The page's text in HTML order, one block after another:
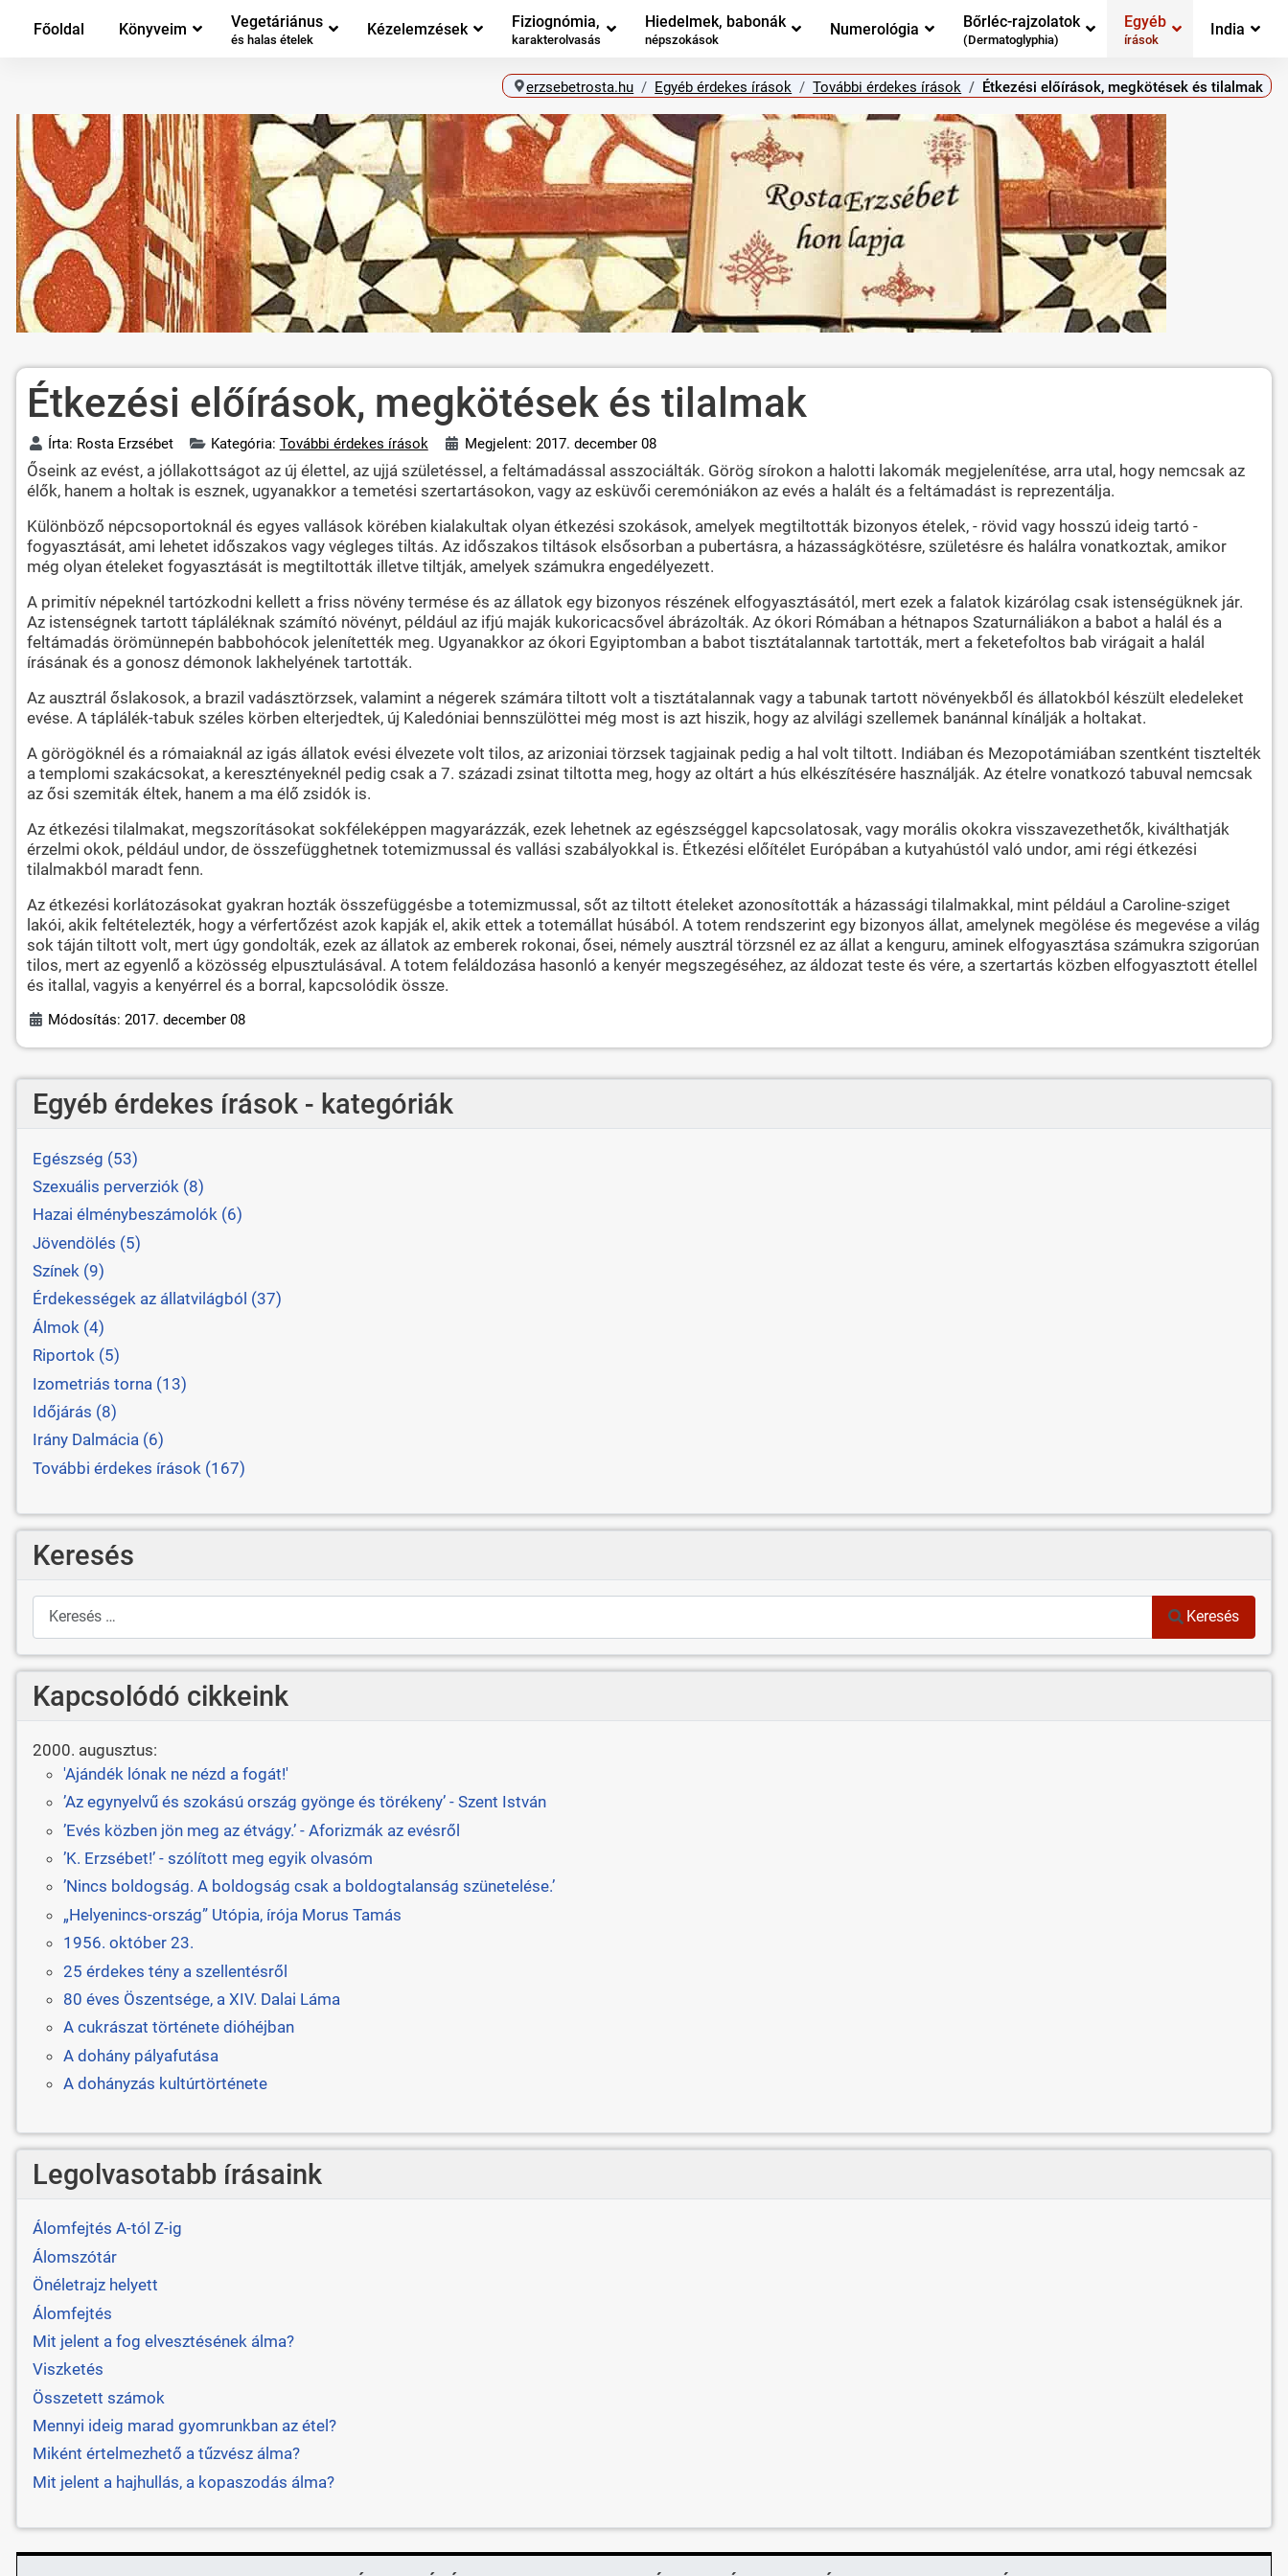
Főoldal Könyveim Vegetáriánus
és halas ételek
Kézelemzések Fiziognómia,
karakterolvasás
Hiedelmek, babonák
népszokások
Numerológia Bőrléc-rajzolatok
(Dermatoglyphia)
Egyéb
írások
India
erzsebetrosta.hu Egyéb érdekes írások További érdekes írások Étkezési előírások, megkötések és tilalmak
Étkezési előírások, megkötések és tilalmak
Írta: Rosta Erzsébet Kategória: További érdekes írások Megjelent: 2017. december 08
Őseink az evést, a jóllakottságot az új élettel, az ujjá születéssel, a feltámadással asszociálták. Görög sírokon a halotti lakomák megjelenítése, arra utal, hogy nemcsak az
élők, hanem a holtak is esznek, ugyanakkor a temetési szertartásokon, vagy az esküvői ceremóniákon az evés a halált és a feltámadást is reprezentálja.
Különböző népcsoportoknál és egyes vallások körében kialakultak olyan étkezési szokások, amelyek megtiltották bizonyos ételek, - rövid vagy hosszú ideig tartó -
fogyasztását, ami lehetet időszakos vagy végleges tiltás. Az időszakos tiltások elsősorban a pubertásra, a házasságkötésre, születésre és halálra vonatkoztak, amikor
még olyan ételeket fogyasztását is megtiltották illetve tiltják, amelyek számukra engedélyezett.
A primitív népeknél tartózkodni kellett a friss növény termése és az állatok egy bizonyos részének elfogyasztásától, mert ezek a falatok kizárólag csak istenségüknek jár.
Az istenségnek tartott tápláléknak számító növényt, például az ifjú maják kukoricacsővel ábrázolták. Az ókori Rómában a hétnapos Szaturnáliákon a babot a halál és a
feltámadás örömünnepén babbohócok jelenítették meg. Ugyanakkor az ókori Egyiptomban a babot tisztátalannak tartották, mert a feketefoltos bab virágait a halál
írásának és a gonosz démonok lakhelyének tartották.
Az ausztrál őslakosok, a brazil vadásztörzsek, valamint a négerek számára tiltott volt a tisztátalannak vagy a tabunak tartott növényekből és állatokból készült eledeleket
evése. A táplálék-tabuk széles körben elterjedtek, új Kaledóniai bennszülöttei még most is azt hiszik, hogy az alvilági szellemek banánnal kínálják a holtakat.
A görögöknél és a rómaiaknál az igás állatok evési élvezete volt tilos, az arizoniai törzsek tagjainak pedig a hal volt tiltott. Indiában és Mezopotámiában szentként tisztelték
a templomi szakácsokat, a keresztényeknél pedig csak a 7. századi zsinat tiltotta meg, hogy az oltárt a hús elkészítésére használják. Az ételre vonatkozó tabuval nemcsak
az ősi szemiták éltek, hanem a ma élő zsidók is.
Az étkezési tilalmakat, megszorításokat sokféleképpen magyarázzák, ezek lehetnek az egészséggel kapcsolatosak, vagy morális okokra visszavezethetők, kiválthatják
érzelmi okok, például undor, de összefügghetnek totemizmussal és vallási szabályokkal is. Étkezési előítélet Európában a kutyahústól való undor, ami régi étkezési
tilalmakból maradt fenn.
Az étkezési korlátozásokat gyakran hozták összefüggésbe a totemizmussal, sőt az tiltott ételeket azonosították a házassági tilalmakkal, mint például a Caroline-sziget
lakói, akik feltételezték, hogy a vérfertőzést azok kapják el, akik ettek a totemállat húsából. A totem rendszerint egy bizonyos állat, amelynek megölése és megevése a világ
sok táján tiltott volt, mert úgy gondolták, ezek az állatok az emberek rokonai, ősei, némely ausztrál törzsnél ez az állat a kenguru, aminek elfogyasztása számukra szigorúan
tilos, mert az egyenlő a közösség elpusztulásával. A totem feláldozása hasonló a kenyér megszegéséhez, az áldozat teste és vére, a szertartás közben elfogyasztott étellel
és itallal, vagyis a kenyérrel és a borral, kapcsolódik össze.
Módosítás: 2017. december 08
Egyéb érdekes írások - kategóriák
Egészség (53)
Szexuális perverziók (8)
Hazai élménybeszámolók (6)
Jövendölés (5)
Színek (9)
Érdekességek az állatvilágból (37)
Álmok (4)
Riportok (5)
Izometriás torna (13)
Időjárás (8)
Irány Dalmácia (6)
További érdekes írások (167)
Keresés
Keresés
Keresés
Kapcsolódó cikkeink
2000. augusztus:
'Ajándék lónak ne nézd a fogát!'
’Az egynyelvű és szokású ország gyönge és törékeny’ - Szent István
’Evés közben jön meg az étvágy.’ - Aforizmák az evésről
’K. Erzsébet!’ - szólított meg egyik olvasóm
’Nincs boldogság. A boldogság csak a boldogtalanság szünetelése.’
„Helyenincs-ország” Utópia, írója Morus Tamás
1956. október 23.
25 érdekes tény a szellentésről
80 éves Öszentsége, a XIV. Dalai Láma
A cukrászat története dióhéjban
A dohány pályafutása
A dohányzás kultúrtörténete
Legolvasotabb írásaink
Álomfejtés A-tól Z-ig
Álomszótár
Önéletrajz helyett
Álomfejtés
Mit jelent a fog elvesztésének álma?
Viszketés
Összetett számok
Mennyi ideig marad gyomrunkban az étel?
Miként értelmezhető a tűzvész álma?
Mit jelent a hajhullás, a kopaszodás álma?